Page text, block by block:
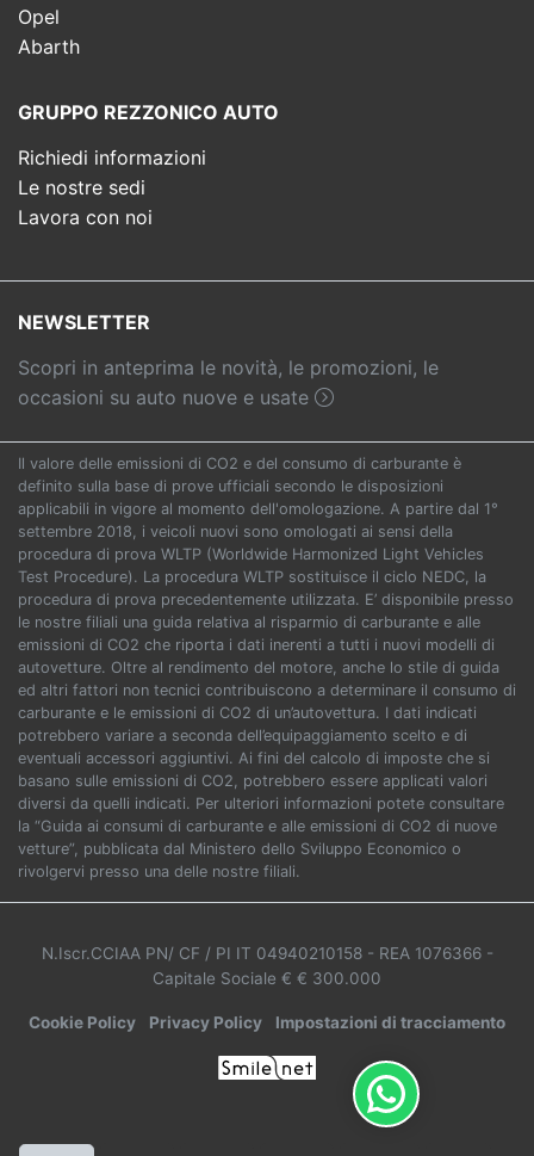
Opel
Abarth
GRUPPO REZZONICO AUTO
Richiedi informazioni
Le nostre sedi
Lavora con noi
NEWSLETTER
Scopri in anteprima le novità, le promozioni, le
occasioni su auto nuove e usate
Il valore delle emissioni di CO2 e del consumo di carburante è
definito sulla base di prove ufficiali secondo le disposizioni
applicabili in vigore al momento dell'omologazione. A partire dal 1°
settembre 2018, i veicoli nuovi sono omologati ai sensi della
procedura di prova WLTP (Worldwide Harmonized Light Vehicles
Test Procedure). La procedura WLTP sostituisce il ciclo NEDC, la
procedura di prova precedentemente utilizzata. E’ disponibile presso
le nostre filiali una guida relativa al risparmio di carburante e alle
emissioni di CO2 che riporta i dati inerenti a tutti i nuovi modelli di
autovetture. Oltre al rendimento del motore, anche lo stile di guida
ed altri fattori non tecnici contribuiscono a determinare il consumo di
carburante e le emissioni di CO2 di un’autovettura. I dati indicati
potrebbero variare a seconda dell’equipaggiamento scelto e di
eventuali accessori aggiuntivi. Ai fini del calcolo di imposte che si
basano sulle emissioni di CO2, potrebbero essere applicati valori
diversi da quelli indicati. Per ulteriori informazioni potete consultare
la “Guida ai consumi di carburante e alle emissioni di CO2 di nuove
vetture”, pubblicata dal Ministero dello Sviluppo Economico o
rivolgervi presso una delle nostre filiali.
N.Iscr.CCIAA PN/ CF / PI IT 04940210158 - REA 1076366 -
Capitale Sociale € € 300.000
Cookie Policy Privacy Policy Impostazioni di tracciamento